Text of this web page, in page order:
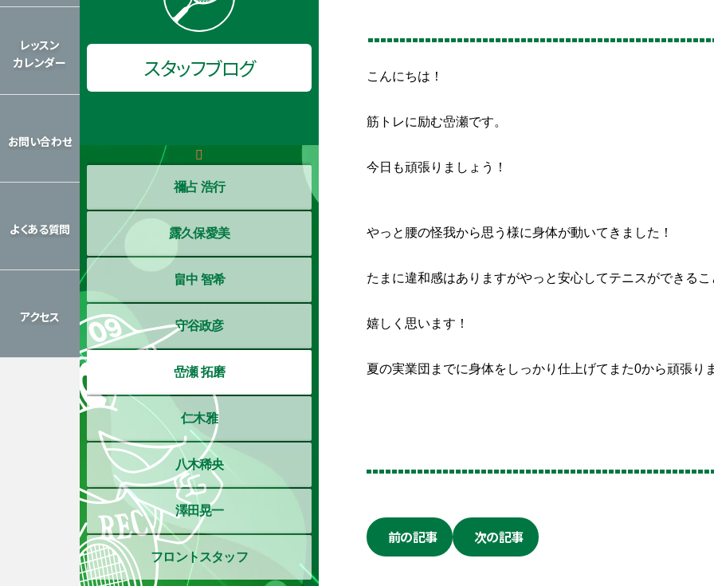
レッスン
カレンダー
お問い合わせ
よくある質問
アクセス
スタッフブログ
禰占 浩行
露久保愛美
畠中 智希
守谷政彦
嵒瀬 拓磨
仁木雅
八木稀央
澤田晃一
フロントスタッフ
こんにちは！
筋トレに励む嵒瀬です。
今日も頑張りましょう！
やっと腰の怪我から思う様に身体が動いてきました！
たまに違和感はありますがやっと安心してテニスができるこ
嬉しく思います！
夏の実業団までに身体をしっかり仕上げてまた0から頑張り
前の記事 次の記事